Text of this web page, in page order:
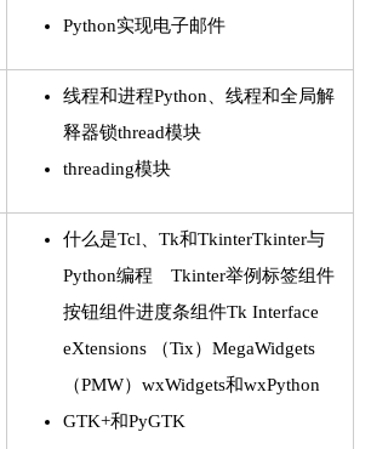
Python实现电子邮件
线程和进程Python、线程和全局解
释器锁thread模块
threading模块
什么是Tcl、Tk和TkinterTkinter与
Python编程 Tkinter举例标签组件
按钮组件进度条组件Tk Interface
eXtensions （Tix）MegaWidgets
（PMW）wxWidgets和wxPython
GTK+和PyGTK